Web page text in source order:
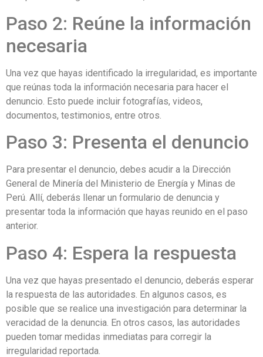
Paso 2: Reúne la información
necesaria
Una vez que hayas identificado la irregularidad, es importante
que reúnas toda la información necesaria para hacer el
denuncio. Esto puede incluir fotografías, videos,
documentos, testimonios, entre otros.
Paso 3: Presenta el denuncio
Para presentar el denuncio, debes acudir a la Dirección
General de Minería del Ministerio de Energía y Minas de
Perú. Allí, deberás llenar un formulario de denuncia y
presentar toda la información que hayas reunido en el paso
anterior.
Paso 4: Espera la respuesta
Una vez que hayas presentado el denuncio, deberás esperar
la respuesta de las autoridades. En algunos casos, es
posible que se realice una investigación para determinar la
veracidad de la denuncia. En otros casos, las autoridades
pueden tomar medidas inmediatas para corregir la
irregularidad reportada.